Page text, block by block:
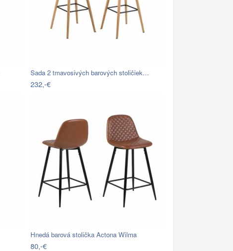
Sada 2 tmavosivých barových stoličiek…
232,-€
Hnedá barová stolička Actona Wilma
80,-€